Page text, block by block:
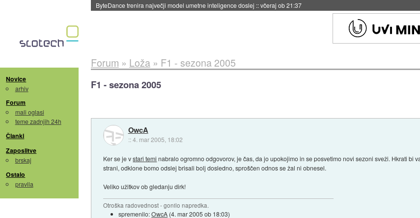
Spletne strani začele streči oglase za agente umetne inteligence::včeraj ob 21:23
Novice
arhiv
Forum
mali oglasi
teme zadnjih 24h
Članki
Zaposlitve
brskaj
Ostalo
pravila
Forum » Loža» F1 - sezona 2005
F1 - sezona 2005
OwcA
::4. mar 2005, 18:02
Ker se je vstari temi nabralo ogromno odgovorov, je čas, da jo upokojimo in se posvetimo novi sezoni sveži. Hkrati bi
strani, odklone bomo odslej brisali bolj dosledno, sproščen odnos se žal ni obnesel.
Veliko užitkov ob gledanju dirk!
Otroška radovednost - gonilo napredka.
spremenilo:OwcA (4. mar 2005 ob 18:03)